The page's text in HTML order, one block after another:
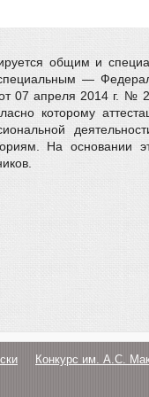
общим и
—
07 апреля 2014 г. №
которому
На основании
Конкурс им. А.С.